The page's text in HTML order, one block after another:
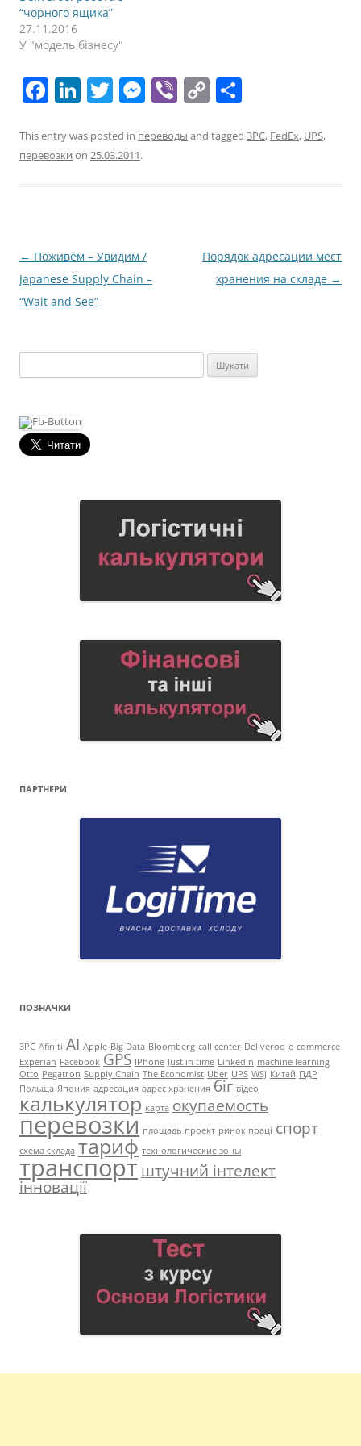
“чорного ящика”
27.11.2016
У "модель бізнесу"
F
c
e
o
k
Li
k
e
T
itt
er
M
ss
er
Vi
er
C
p
k
ді
и
с
я
This entry was posted in переводы and tagged 3PC, FedEx, UPS,
перевозки on 25.03.2011.
Post
navigation
← Поживём – Увидим /
Japanese Supply Chain –
“Wait and See”
Порядок адресации мест
хранения на складе →
ПАРТНЕРИ
ПОЗНАЧКИ
3PC Afiniti AI Apple Big Data Bloomberg call center Deliveroo e-commerce
Experian Facebook GPS IPhone Just in time LinkedIn machine learning
Otto Pegatron Supply Chain The Economist Uber UPS WSJ Китай ПДР
Польща Япония адресация адрес хранения біг відео
калькулятор карта окупаемость
перевозки площадь проект ринок праці спорт
схема склада тариф технологические зоны
транспортштучний інтелект
інновації